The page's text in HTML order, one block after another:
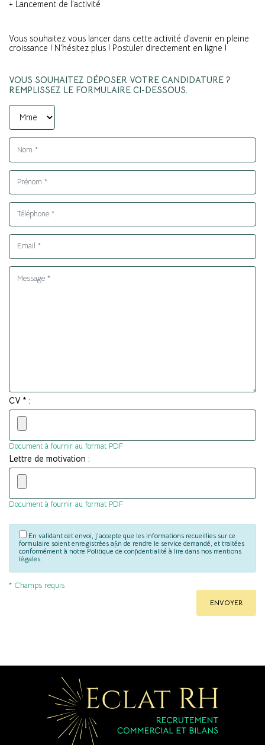
+ Lancement de l’activité
Vous souhaitez vous lancer dans cette activité d’avenir en pleine
croissance ! N’hésitez plus ! Postuler directement en ligne !
VOUS SOUHAITEZ DÉPOSER VOTRE CANDIDATURE ?
REMPLISSEZ LE FORMULAIRE CI-DESSOUS.
CV * :
Document à fournir au format PDF
Lettre de motivation :
Document à fournir au format PDF
En validant cet envoi, j'accepte que les informations recueillies sur ce
formulaire soient enregistrées afin de rendre le service demandé, et traitées
conformément à notre Politique de confidentialité à lire dans nos mentions
légales.
* Champs requis